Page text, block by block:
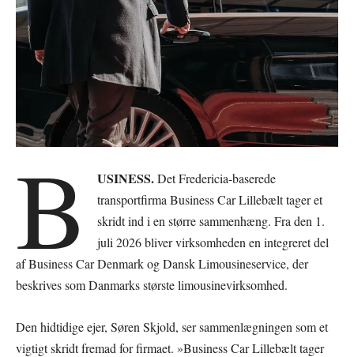
B USINESS.Det Fredericia-baserede
transportfirma Business Car Lillebælt tager et
skridt ind i en større sammenhæng. Fra den 1.
juli 2026 bliver virksomheden en integreret del
af Business Car Denmark og Dansk Limousineservice, der
beskrives som Danmarks største limousinevirksomhed.
Den hidtidige ejer, Søren Skjold, ser sammenlægningen som et
vigtigt skridt fremad for firmaet. »Business Car Lillebælt tager